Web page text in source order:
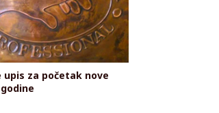
upis za početak nove